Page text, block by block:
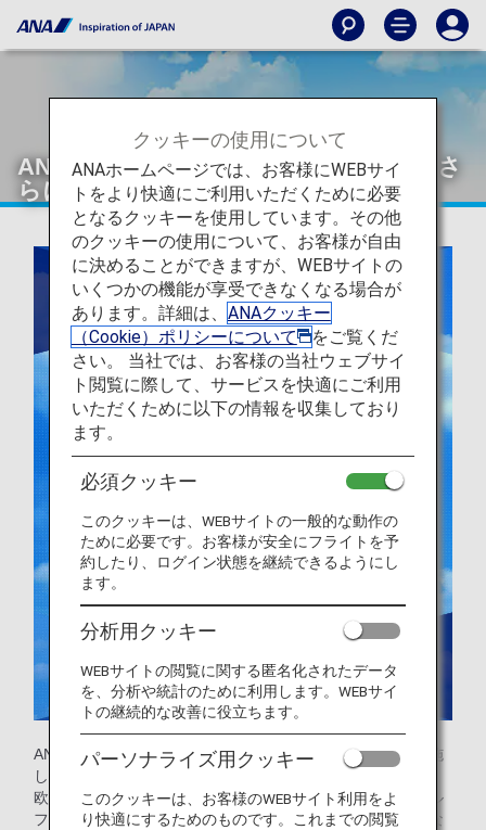
ANAとルフトハンザ航空の共同事業でさ
らに便利に
ANAは、欧州線においてルフトハンザ航空と共同事業を実施
しております。ルフトハンザ航空の幅広いネットワークで、
欧州各都市へスムーズにお乗り継ぎいただけます。また、ル
フトハンザ航空のラウンジをご利用いただくことも可能とな
クッキーの使用について
ANAホームページでは、お客様にWEBサイ
トをより快適にご利用いただくために必要
となるクッキーを使用しています。その他
のクッキーの使用について、お客様が自由
に決めることができますが、WEBサイトの
いくつかの機能が享受できなくなる場合が
あります。詳細は、 ANAクッキー
（Cookie）ポリシーについて
をご覧くだ
さい。 当社では、お客様の当社ウェブサイ
ト閲覧に際して、サービスを快適にご利用
いただくために以下の情報を収集しており
ます。
必須クッキー
このクッキーは、WEBサイトの一般的な動作の
ために必要です。お客様が安全にフライトを予
約したり、ログイン状態を継続できるようにし
ます。
分析用クッキー
WEBサイトの閲覧に関する匿名化されたデータ
を、分析や統計のために利用します。WEBサイ
トの継続的な改善に役立ちます。
パーソナライズ用クッキー
このクッキーは、お客様のWEBサイト利用をよ
り快適にするためのものです。これまでの閲覧